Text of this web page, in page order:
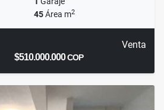
45Área m2
Venta
$510.000.000COP